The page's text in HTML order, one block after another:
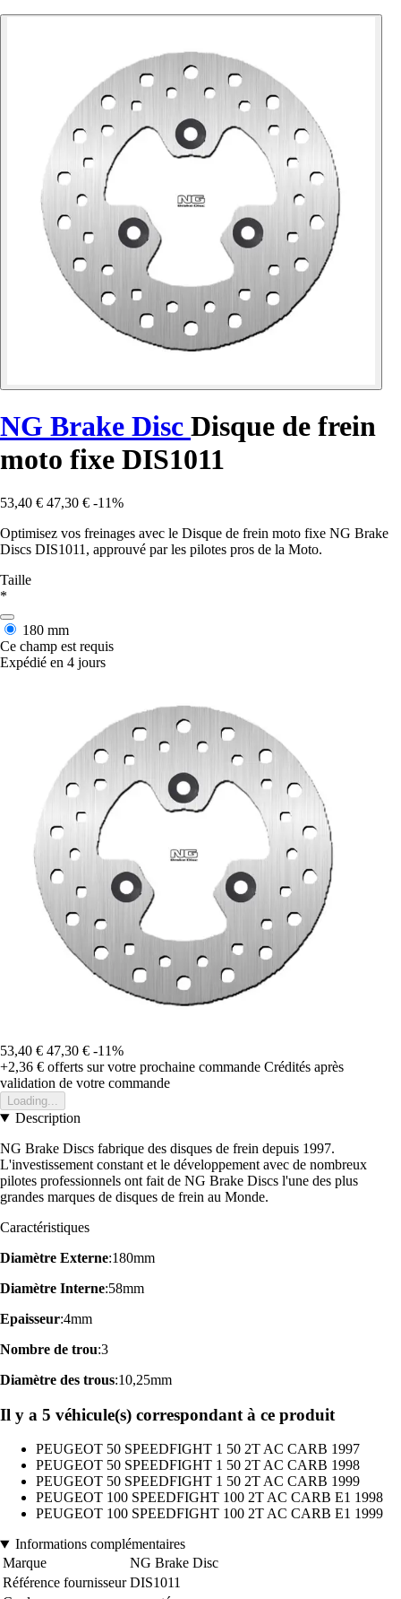
NG Brake Disc Disque de frein
moto fixe DIS1011
53,40 € 47,30 € -11%
Optimisez vos freinages avec le Disque de frein moto fixe NG Brake
Discs DIS1011, approuvé par les pilotes pros de la Moto.
Taille
*
180 mm
Ce champ est requis
Expédié en 4 jours
53,40 € 47,30 € -11%
+2,36 € offerts sur votre prochaine commande Crédités après
validation de votre commande
Loading...
Description
NG Brake Discs fabrique des disques de frein depuis 1997.
L'investissement constant et le développement avec de nombreux
pilotes professionnels ont fait de NG Brake Discs l'une des plus
grandes marques de disques de frein au Monde.
Caractéristiques
Diamètre Externe:180mm
Diamètre Interne:58mm
Epaisseur:4mm
Nombre de trou:3
Diamètre des trous:10,25mm
Il y a 5 véhicule(s) correspondant à ce produit
PEUGEOT 50 SPEEDFIGHT 1 50 2T AC CARB 1997
PEUGEOT 50 SPEEDFIGHT 1 50 2T AC CARB 1998
PEUGEOT 50 SPEEDFIGHT 1 50 2T AC CARB 1999
PEUGEOT 100 SPEEDFIGHT 100 2T AC CARB E1 1998
PEUGEOT 100 SPEEDFIGHT 100 2T AC CARB E1 1999
Informations complémentaires
Marque
NG Brake Disc
Référence fournisseur DIS1011